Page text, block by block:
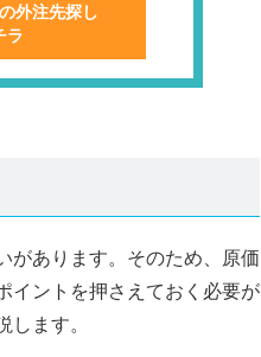
外注先探し
ラ
があります。そのため、原価
イントを押さえておく必要が
ます。